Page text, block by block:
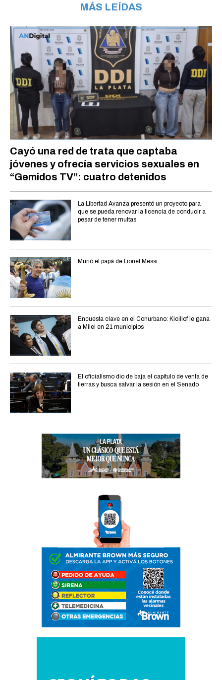
MÁS LEÍDAS
Cayó una red de trata que captaba
jóvenes y ofrecía servicios sexuales en
“Gemidos TV”: cuatro detenidos
La Libertad Avanza presentó un proyecto para
que se pueda renovar la licencia de conducir a
pesar de tener multas
Murió el papá de Lionel Messi
Encuesta clave en el Conurbano: Kicillof le gana
a Milei en 21 municipios
El oficialismo dio de baja el capítulo de venta de
tierras y busca salvar la sesión en el Senado